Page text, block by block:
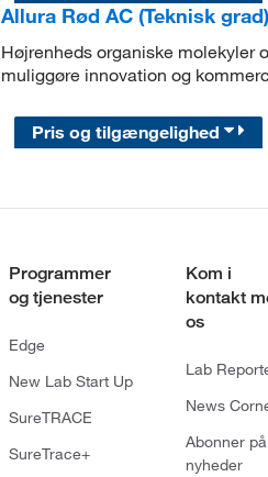
Allura Rød AC (Teknisk
Højrenheds organiske molekyler
muliggøre innovation og
Pris og tilgængelighed
Programmer
og tjenester
Edge
New Lab Start Up
SureTRACE
SureTrace+
Kom i
kontakt
os
Lab
News
Abonner på
nyheder